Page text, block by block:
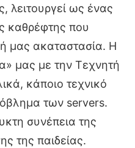
λειτουργεί ως ένας
καθρέφτης που
μας ακαταστασία. Η
μας με την Τεχνητή
κάποιο τεχνικό
των servers.
συνέπεια της
της παιδείας.